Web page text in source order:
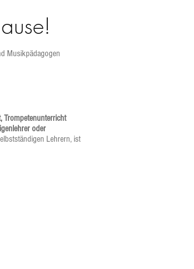
Musikpädagogen
Trompetenunterricht
oder
Lehrern, ist